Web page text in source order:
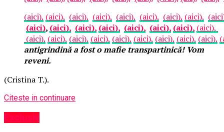
(aici), (aici), (aici), (aici), (aici), (aici), (aici), (aici),
(aici), (aici), (aici), (aici), (aici), (aici), (aici), (aici),
(aici), (aici), (aici), (aici), (aici), (aici), (aici), (aici), (aici),
antigrindină a fost o mafie transpartinică! Vom
reveni.
(Cristina T.).
Citeste in continuare
Exclusiv